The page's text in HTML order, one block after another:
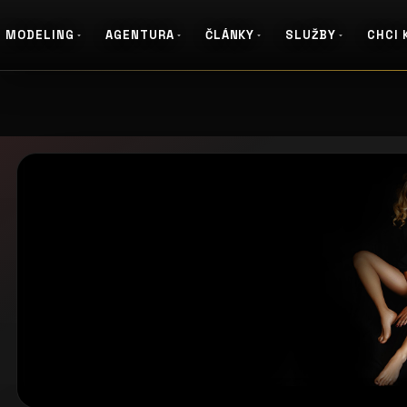
MODELING AGENTURA ČLÁNKY SLUŽBY CHCI